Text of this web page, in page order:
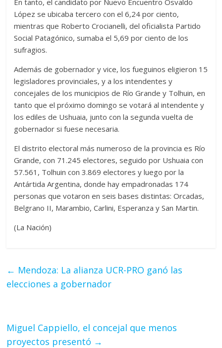
López se ubicaba tercero con el 6,24 por ciento,
mientras que Roberto Crocianelli, del oficialista Partido
Social Patagónico, sumaba el 5,69 por ciento de los
sufragios.
Además de gobernador y vice, los fueguinos eligieron 15
legisladores provinciales, y a los intendentes y
concejales de los municipios de Río Grande y Tolhuin, en
tanto que el próximo domingo se votará al intendente y
los ediles de Ushuaia, junto con la segunda vuelta de
gobernador si fuese necesaria.
El distrito electoral más numeroso de la provincia es Río
Grande, con 71.245 electores, seguido por Ushuaia con
57.561, Tolhuin con 3.869 electores y luego por la
Antártida Argentina, donde hay empadronadas 174
personas que votaron en seis bases distintas: Orcadas,
Belgrano II, Marambio, Carlini, Esperanza y San Martin.
(La Nación)
← Mendoza: La alianza UCR-PRO ganó las
elecciones a gobernador
Miguel Cappiello, el concejal que menos
proyectos presentó →